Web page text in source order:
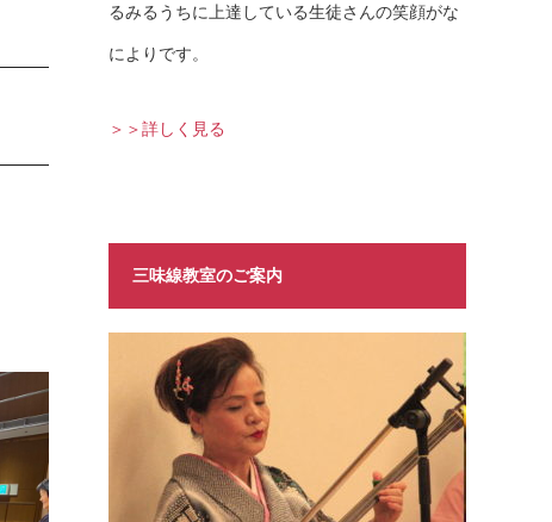
るみるうちに上達している生徒さんの笑顔がな
によりです。
＞＞詳しく見る
三味線教室のご案内